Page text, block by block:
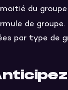
du
de groupe.
par type de